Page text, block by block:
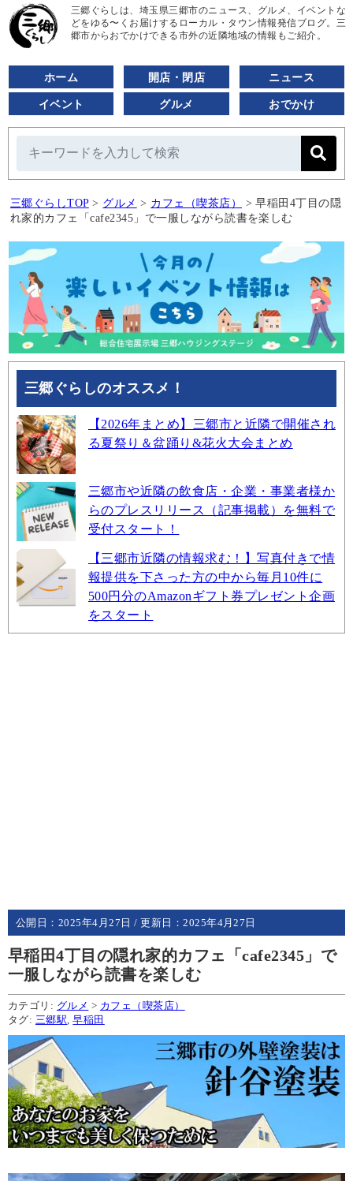
三郷ぐらしは、埼玉県三郷市のニュース、グルメ、イベントな
どをゆる〜くお届けするローカル・タウン情報発信ブログ。三
郷市からおでかけできる市外の近隣地域の情報もご紹介。
ホーム 開店・閉店 ニュース
イベント グルメ おでかけ
三郷ぐらしTOP > グルメ > カフェ（喫茶店） > 早稲田4丁目の隠
れ家的カフェ「cafe2345」で一服しながら読書を楽しむ
三郷ぐらしのオススメ！
【2026年まとめ】三郷市と近隣で開催され
る夏祭り＆盆踊り&花火大会まとめ
三郷市や近隣の飲食店・企業・事業者様か
らのプレスリリース（記事掲載）を無料で
受付スタート！
【三郷市近隣の情報求む！】写真付きで情
報提供を下さった方の中から毎月10件に
500円分のAmazonギフト券プレゼント企画
をスタート
公開日： 2025年4月27日 / 更新日：2025年4月27日
早稲田4丁目の隠れ家的カフェ「cafe2345」で
一服しながら読書を楽しむ
カテゴリ: グルメ > カフェ（喫茶店）
タグ: 三郷駅,早稲田